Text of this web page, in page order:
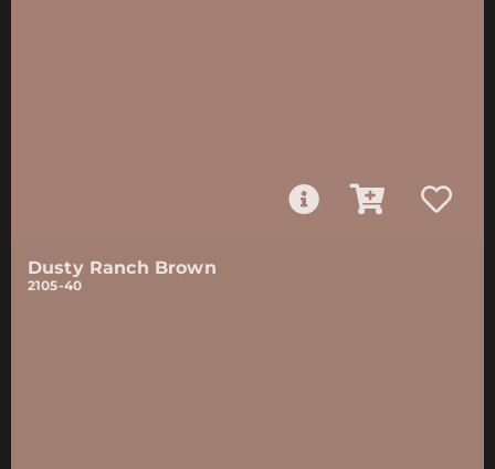
Dusty Ranch Brown
2105-40